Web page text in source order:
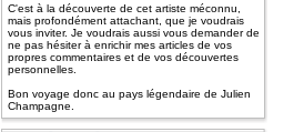
C'est à la découverte de cet artiste méconnu,
mais profondément attachant, que je voudrais
vous inviter. Je voudrais aussi vous demander de
ne pas hésiter à enrichir mes articles de vos
propres commentaires et de vos découvertes
personnelles.
Bon voyage donc au pays légendaire de Julien
Champagne.